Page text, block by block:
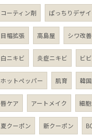
コーティン剤 ぱっちりデザ
目幅拡張 高島屋 シワ改善
白ニキビ 炎症ニキビ ビ
ホットペッパー 肌育 韓
唇ケア アートメイク 細
夏クーポン 新クーポン